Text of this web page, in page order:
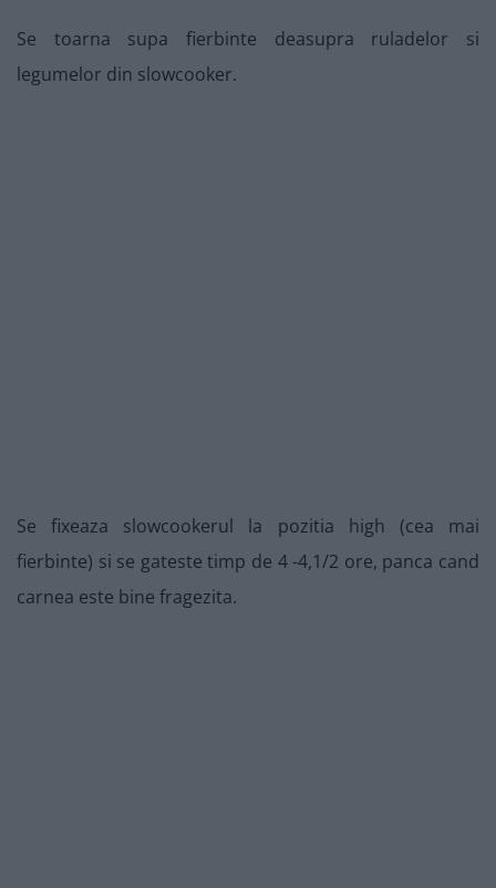
Se toarna supa fierbinte deasupra ruladelor si
legumelor din slowcooker.
Se fixeaza slowcookerul la pozitia high (cea mai
fierbinte) si se gateste timp de 4 -4,1/2 ore, panca cand
carnea este bine fragezita.